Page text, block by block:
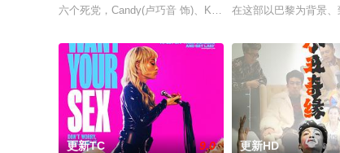
六个死党，Candy(卢巧音 饰)、Karena(林嘉欣 饰)、梁
在这部以巴黎为背景
更新TC 9.0 更新HD